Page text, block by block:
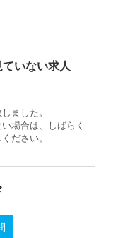
いない求人
ました。
場合は、しばらく
ださい。